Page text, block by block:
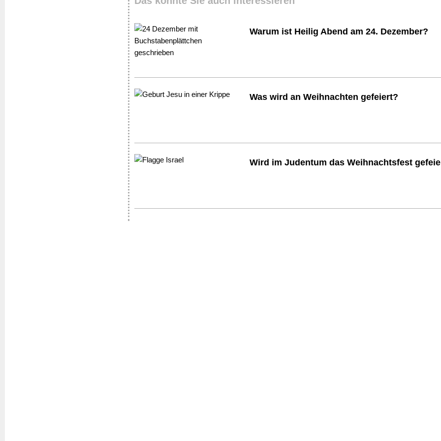
Warum ist Heilig Abend am 24. Dezember?
Was wird an Weihnachten gefeiert?
Wird im Judentum das Weihnachtsfest